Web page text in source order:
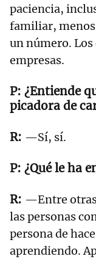
paciencia,
familiar, menos
un número.
empresas.
¿Entiende
picadora de
—Sí, sí.
¿Qué le ha
—Entre otras
las personas
persona de
aprendiendo.